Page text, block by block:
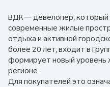
ВДК — девелопер, который
современные жилые
отдыха и активной
более 20 лет, входит в
формирует новый уровень
регионе.
Для покупателей это